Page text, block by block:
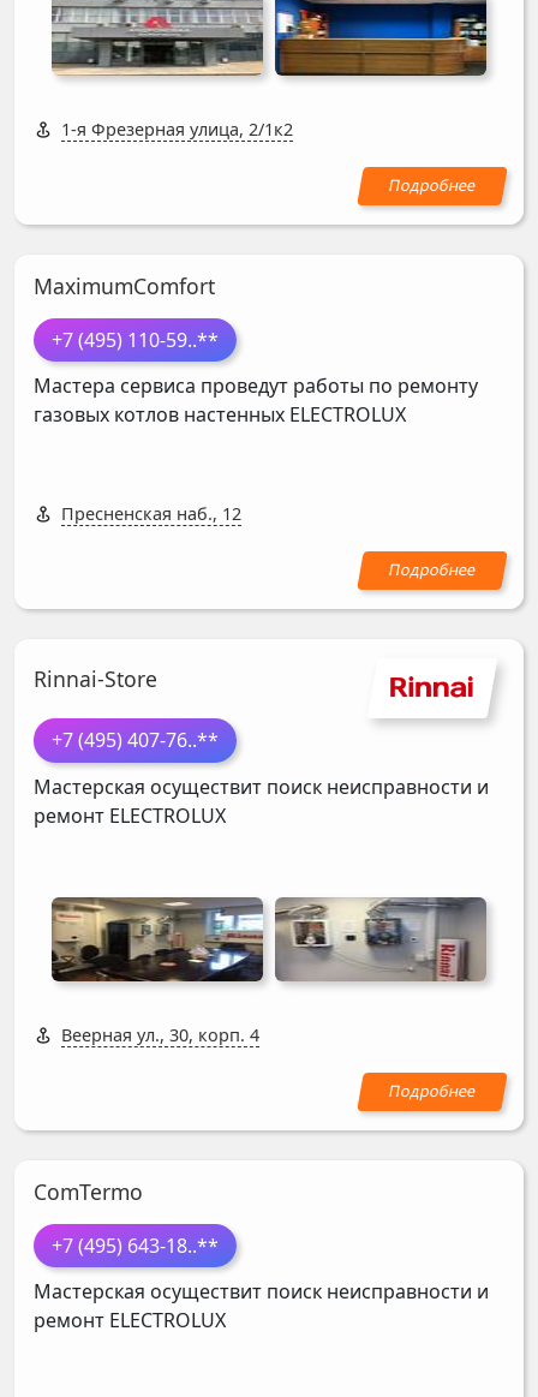
1-я Фрезерная улица, 2/1к2
MaximumComfort
+7 (495) 110-59..**
Мастера сервиса проведут работы по ремонту
газовых котлов настенных ELECTROLUX
Пресненская наб., 12
Rinnai-Store
+7 (495) 407-76..**
Мастерская осуществит поиск неисправности и
ремонт ELECTROLUX
Веерная ул., 30, корп. 4
ComTermo
+7 (495) 643-18..**
Мастерская осуществит поиск неисправности и
ремонт ELECTROLUX